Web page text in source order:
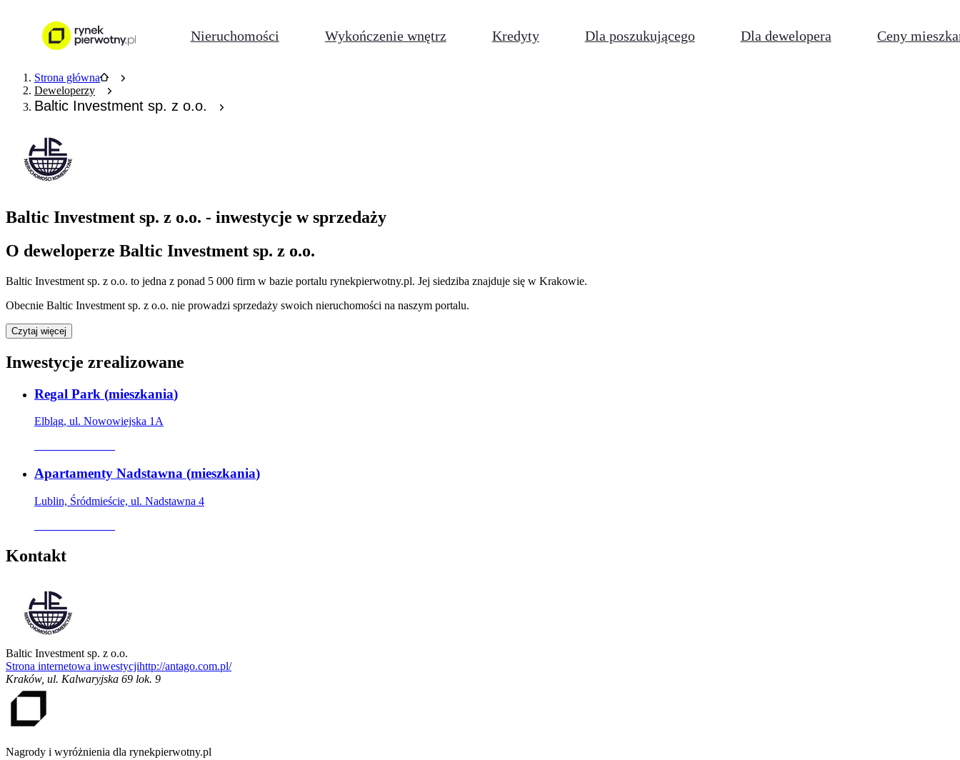
Nieruchomości Wykończenie wnętrz Kredyty Dla poszukującego Dla dewelopera Ceny
Strona główna
Deweloperzy
Baltic Investment sp. z o.o.
Baltic Investment sp. z o.o. - inwestycje w sprzedaży
O deweloperze Baltic Investment sp. z o.o.
Baltic Investment sp. z o.o. to jedna z ponad 5 000 firm w bazie portalu rynekpierwotny.pl. Jej siedziba znajduje się w Krakowie.
Obecnie Baltic Investment sp. z o.o. nie prowadzi sprzedaży swoich nieruchomości na naszym portalu.
Czytaj więcej
Inwestycje zrealizowane
Regal Park (mieszkania)
Elbląg, ul. Nowowiejska 1A
Apartamenty Nadstawna (mieszkania)
Lublin, Śródmieście, ul. Nadstawna 4
Kontakt
Baltic Investment sp. z o.o.
Strona internetowa inwestycjihttp://antago.com.pl/
Kraków, ul. Kalwaryjska 69 lok. 9
Nagrody i wyróżnienia dla rynekpierwotny.pl